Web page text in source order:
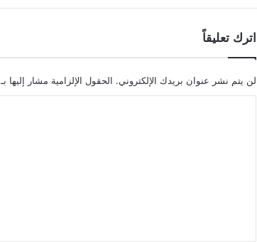
اترك تعليقاً
لن يتم نشر عنوان بريدك الإلكتروني. الحقول الإلزامية مشار إليها بـ